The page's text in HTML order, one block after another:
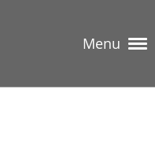
Menu